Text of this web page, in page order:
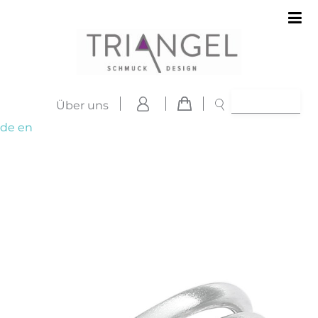
Über uns
de en